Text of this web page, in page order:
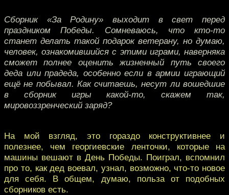
Сборник «За Родину» выходит в свет перед
праздником Победы. Сомневаюсь, что кто-то
станет делать такой подарок ветерану, но думаю,
человек, ознакомившийся с этими играми, наверняка
сможет полнее оценить жизненный путь своего
деда или прадеда, особенно если в армии играющий
ещё не побывал. Как считаешь, несут ли вошедшие
в сборник игры какой-то, скажем так,
мировоззренческий заряд?
На мой взгляд, это гораздо конструктивнее и
полезнее, чем георгиевские ленточки, которые на
машины вешают в День Победы. Поиграл, вспомнил
про то, как дед воевал, узнал, возможно, что-то новое
для себя. В общем, думаю, польза от подобных
сборников есть.